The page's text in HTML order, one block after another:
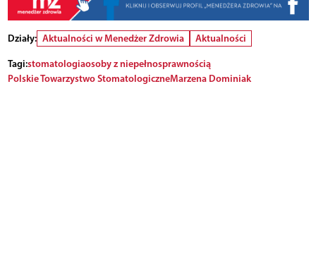
Działy: Aktualności w Menedżer Zdrowia
Aktualności
Tagi:stomatologiaosoby z niepełnosprawnością
Polskie Towarzystwo StomatologiczneMarzena Dominiak